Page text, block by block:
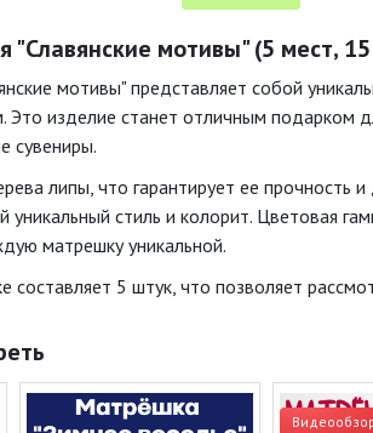
мотивы" (5 мест,
мотивы" представляет собой
изделие станет отличным подарком
сувениры.
липы, что гарантирует ее прочность
стиль и колорит. Цветовая
матрешку уникальной.
составляет 5 штук, что позволяет